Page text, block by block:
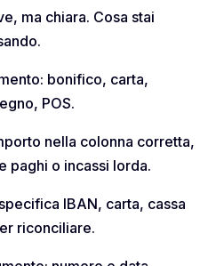
ma chiara. Cosa stai
bonifico, carta,
POS.
nella colonna corretta,
paghi o incassi lorda.
IBAN, carta, cassa
riconciliare.